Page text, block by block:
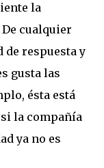
la
cualquier
de respuesta y
gusta las
ésta está
la compañía
ya no es